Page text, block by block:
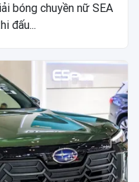
bóng chuyền nữ SEA
đấu...